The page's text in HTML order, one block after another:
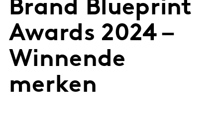
Brand Blueprint
Awards 2024 –
Winnende
merken